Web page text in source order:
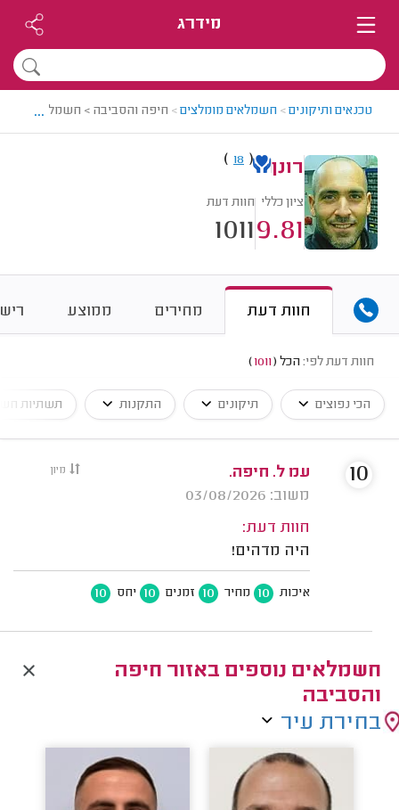
מידרג
טכנאים ותיקונים> חשמלאים מומלצים> חיפה והסביבה > חשמלאי מומלץ
...
רונן (
18
)
ציון כללי
9.81
חוות דעת
1011
חוות דעת מחירים ממוצע
חוות דעת לפי: הכל (
1011
)
הכי נפוצים תיקונים התקנות תשתיות
מיון
עמ ל. חיפה.
משוב: 03/08/2026
חוות דעת:
היה מדהים!
איכות 10 מחיר 10 זמנים 10 יחס 10
10
חשמלאים נוספים באזור חיפה
והסביבה
בחירת עיר